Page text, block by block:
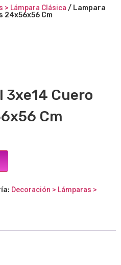
> Lámpara Clásica/ Lampara
24x56x56 Cm
3xe14 Cuero
Cm
Decoración > Lámparas >